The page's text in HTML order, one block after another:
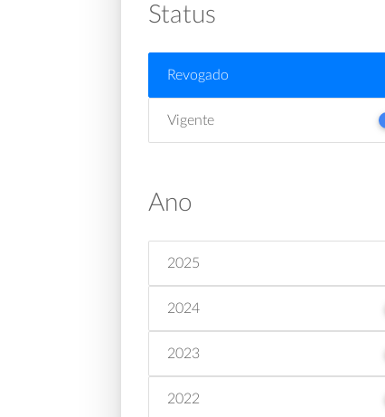
Status
Revogado
Vigente
Ano
2025
2024
2023
2022